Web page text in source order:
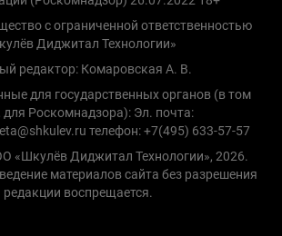
с ограниченной ответственностью
Диджитал Технологии»
редактор: Комаровская А. В.
для государственных органов (в том
для Роскомнадзора): Эл. почта:
телефон: +7(495) 633-57-57
«Шкулёв Диджитал Технологии», 2026.
материалов сайта без разрешения
редакции воспрещается.